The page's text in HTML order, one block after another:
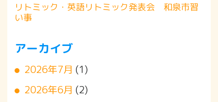
リトミック・英語リトミック発表会 和泉市習
い事
アーカイブ
2026年7月 (1)
2026年6月 (2)